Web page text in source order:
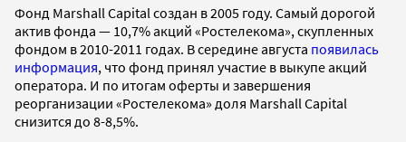
Фонд Marshall Capital создан в 2005 году. Самый дорогой
актив фонда — 10,7% акций «Ростелекома», скупленных
фондом в 2010-2011 годах. В середине августа появилась
информация, что фонд принял участие в выкупе акций
оператора. И по итогам оферты и завершения
реорганизации «Ростелекома» доля Marshall Capital
снизится до 8-8,5%.